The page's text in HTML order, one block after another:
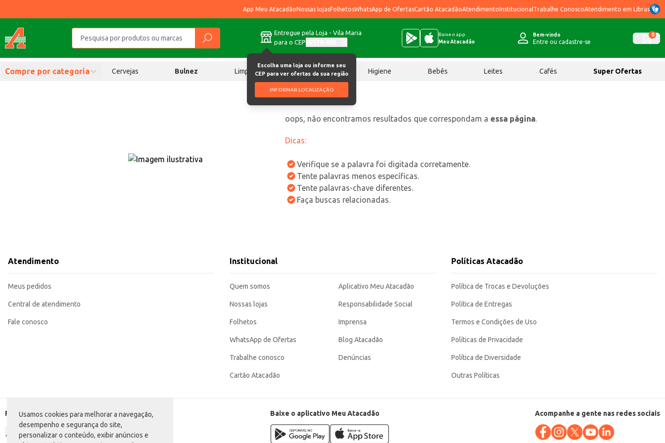
Usamos cookies para melhorar a navegação,
desempenho e segurança do site,
personalizar o conteúdo, exibir anúncios e
App Meu AtacadãoNossas lojasFolhetosWhatsApp de OfertasCartão AtacadãoAtendimentoInstitucional Trabalhe ConoscoAtendimento em Libras
Entregue pela Loja - Vila Maria
para o CEP
Escolha uma loja ou informe seu
CEP para ver ofertas da sua região
INFORMAR LOCALIZAÇÃO
Baixe o app
Meu Atacadão
Bem-vindo
Entre ou cadastre-se
0
Compre por categoria Cervejas Bulnez Limpeza Chocolates Higiene Bebês Leites Cafés Super Ofertas
oops, não encontramos resultados que correspondam a essa página.
Dicas:
Verifique se a palavra foi digitada corretamente.
Tente palavras menos específicas.
Tente palavras-chave diferentes.
Faça buscas relacionadas.
Atendimento
Meus pedidos
Central de atendimento
Fale conosco
Institucional
Quem somos
Nossas lojas
Folhetos
WhatsApp de Ofertas
Trabalhe conosco
Cartão Atacadão
Aplicativo Meu Atacadão
Responsabilidade Social
Imprensa
Blog Atacadão
Denúncias
Políticas Atacadão
Política de Trocas e Devoluções
Política de Entregas
Termos e Condições de Uso
Políticas de Privacidade
Política de Diversidade
Outras Políticas
Formas de pagamento Baixe o aplicativo Meu Atacadão Acompanhe a gente nas redes sociais